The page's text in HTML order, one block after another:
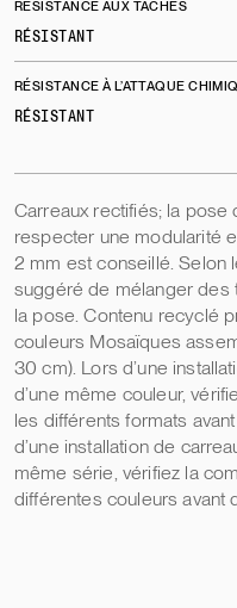
RÉSISTANCE AUX TACHES
RÉSISTANT
RÉSISTANCE À L’ATTAQUE
RÉSISTANT
Carreaux rectifiés; la
respecter une modularité
2 mm est conseillé. Selon
suggéré de mélanger des
la pose. Contenu recyclé
couleurs Mosaïques
30 cm). Lors d’une
d’une même couleur,
les différents formats
d’une installation de
même série, vérifiez la
différentes couleurs avant